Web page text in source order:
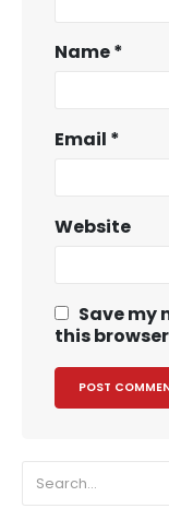
Name*
Email *
Website
Save my
this